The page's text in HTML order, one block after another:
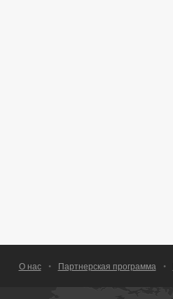
О нас • Партнерская программа •